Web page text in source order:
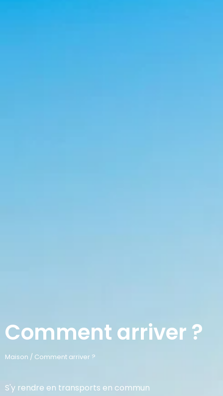
Comment arriver ?
Maison / Comment arriver ?
S'y rendre en transports en commun